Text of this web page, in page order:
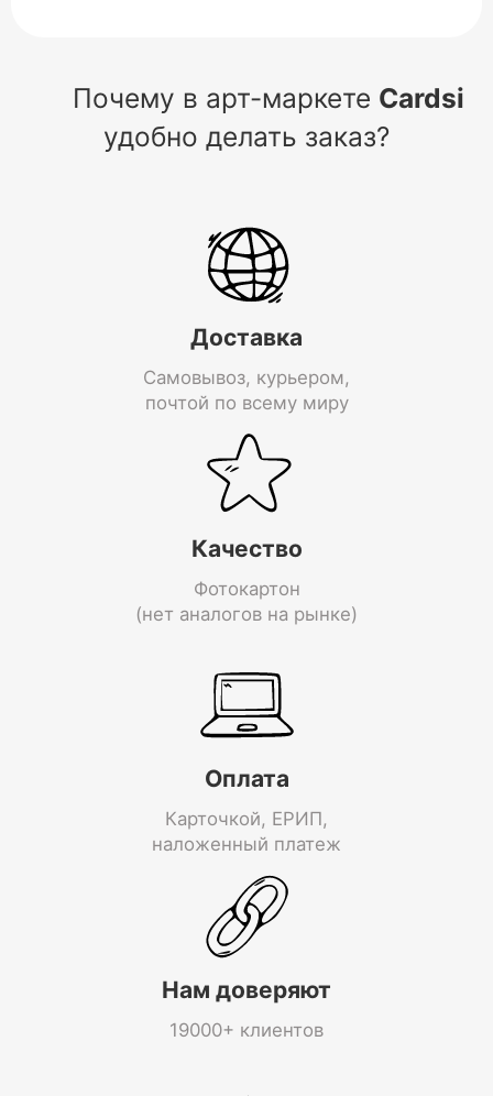
Почему в арт-маркете Cardsi
удобно делать заказ?
Доставка
Самовывоз, курьером,
почтой по всему миру
Качество
Фотокартон
(нет аналогов на рынке)
Оплата
Карточкой, ЕРИП,
наложенный платеж
Нам доверяют
19000+ клиентов